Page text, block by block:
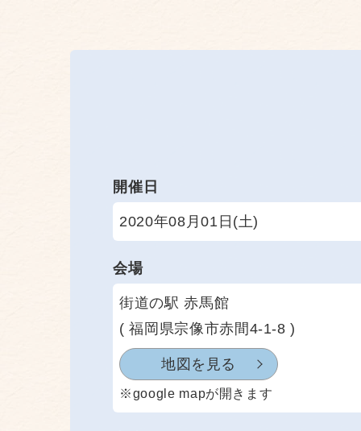
開催日
2020年08月01日(土)
会場
街道の駅 赤馬館
( 福岡県宗像市赤間4-1-8 )
地図を見る
※google mapが開きます